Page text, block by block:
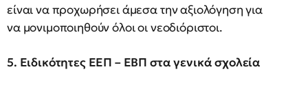
είναι να προχωρήσει άμεσα την αξιολόγηση για
να μονιμοποιηθούν όλοι οι νεοδιόριστοι.
5. Ειδικότητες ΕΕΠ – ΕΒΠ στα γενικά σχολεία